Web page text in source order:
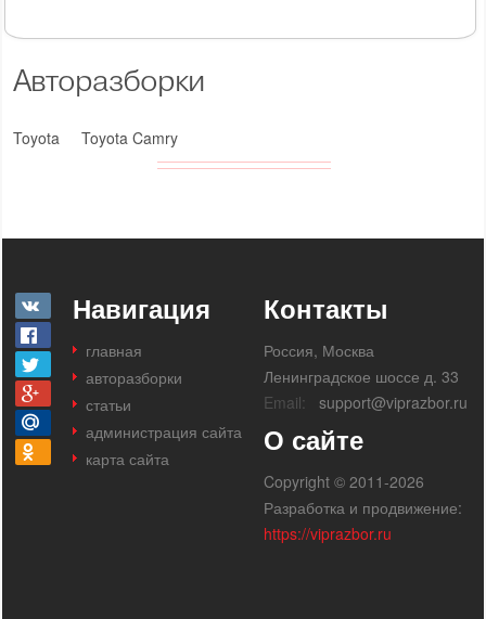
Авторазборки
Toyota Toyota Camry
Навигация
главная
авторазборки
статьи
администрация сайта
карта сайта
Контакты
Россия, Москва
Ленинградское шоссе д. 33
Email:
support@viprazbor.ru
О сайте
Copyright © 2011-2026
Разработка и продвижение:
https://viprazbor.ru